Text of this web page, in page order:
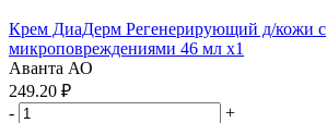
Крем ДиаДерм Регенерирующий д/кожи с
микроповреждениями 46 мл x1
Аванта АО
249.20 ₽
-
+